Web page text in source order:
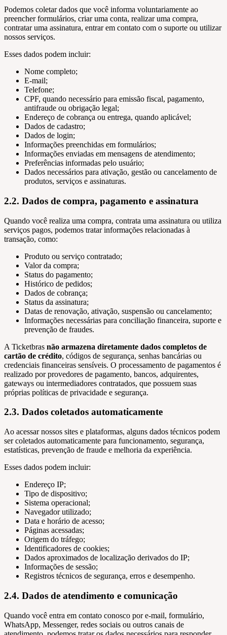
Podemos coletar dados que você informa voluntariamente ao
preencher formulários, criar uma conta, realizar uma compra,
contratar uma assinatura, entrar em contato com o suporte ou utilizar
nossos serviços.
Esses dados podem incluir:
Nome completo;
E-mail;
Telefone;
CPF, quando necessário para emissão fiscal, pagamento,
antifraude ou obrigação legal;
Endereço de cobrança ou entrega, quando aplicável;
Dados de cadastro;
Dados de login;
Informações preenchidas em formulários;
Informações enviadas em mensagens de atendimento;
Preferências informadas pelo usuário;
Dados necessários para ativação, gestão ou cancelamento de
produtos, serviços e assinaturas.
2.2. Dados de compra, pagamento e assinatura
Quando você realiza uma compra, contrata uma assinatura ou utiliza
serviços pagos, podemos tratar informações relacionadas à
transação, como:
Produto ou serviço contratado;
Valor da compra;
Status do pagamento;
Histórico de pedidos;
Dados de cobrança;
Status da assinatura;
Datas de renovação, ativação, suspensão ou cancelamento;
Informações necessárias para conciliação financeira, suporte e
prevenção de fraudes.
A Ticketbras não armazena diretamente dados completos de
cartão de crédito, códigos de segurança, senhas bancárias ou
credenciais financeiras sensíveis. O processamento de pagamentos é
realizado por provedores de pagamento, bancos, adquirentes,
gateways ou intermediadores contratados, que possuem suas
próprias políticas de privacidade e segurança.
2.3. Dados coletados automaticamente
Ao acessar nossos sites e plataformas, alguns dados técnicos podem
ser coletados automaticamente para funcionamento, segurança,
estatísticas, prevenção de fraude e melhoria da experiência.
Esses dados podem incluir:
Endereço IP;
Tipo de dispositivo;
Sistema operacional;
Navegador utilizado;
Data e horário de acesso;
Páginas acessadas;
Origem do tráfego;
Identificadores de cookies;
Dados aproximados de localização derivados do IP;
Informações de sessão;
Registros técnicos de segurança, erros e desempenho.
2.4. Dados de atendimento e comunicação
Quando você entra em contato conosco por e-mail, formulário,
WhatsApp, Messenger, redes sociais ou outros canais de